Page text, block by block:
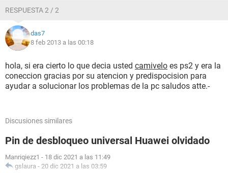
RESPUESTA 2 / 2
das7
8 feb 2013 a las 00:18
hola, si era cierto lo que decia usted camivelo es ps2 y era la
coneccion gracias por su atencion y predispocision para
ayudar a solucionar los problemas de la pc saludos atte.-
Discusiones similares
Pin de desbloqueo universal Huawei olvidado
Manriqiezz1 - 18 dic 2021 a las 11:49
gslaura - 20 dic 2021 a las 03:59